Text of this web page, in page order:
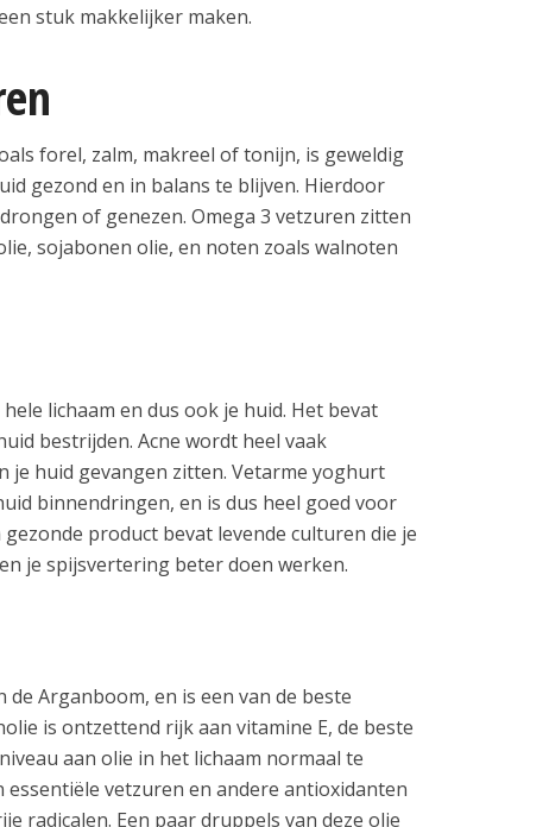
stuk makkelijker maken.
forel, zalm, makreel of tonijn, is geweldig
gezond en in balans te blijven. Hierdoor
of genezen. Omega 3 vetzuren zitten
sojabonen olie, en noten zoals walnoten
lichaam en dus ook je huid. Het bevat
bestrijden. Acne wordt heel vaak
je huid gevangen zitten. Vetarme yoghurt
binnendringen, en is dus heel goed voor
product bevat levende culturen die je
je spijsvertering beter doen werken.
Arganboom, en is een van de beste
is ontzettend rijk aan vitamine E, de beste
aan olie in het lichaam normaal te
vetzuren en andere antioxidanten
radicalen. Een paar druppels van deze olie